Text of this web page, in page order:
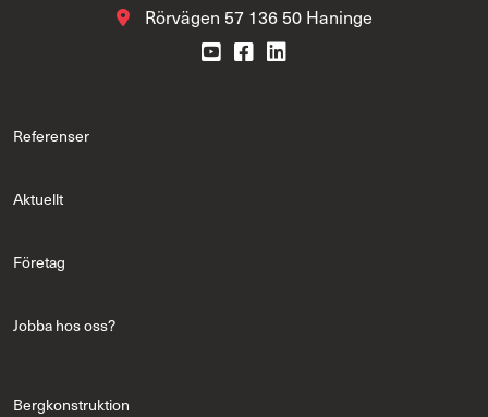
Rörvägen 57 136 50 Haninge
Referenser
Aktuellt
Företag
Jobba hos oss?
Bergkonstruktion